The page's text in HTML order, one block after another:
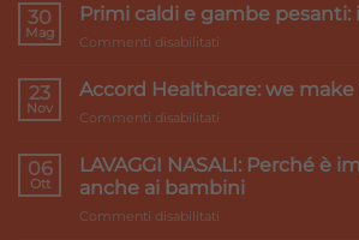
30
Mag
Primi caldi e gambe pesanti:
Commenti disabilitati
caldi
i
rimedi
23
Nov
Accord Healthcare: we
Commenti disabilitati
Healthcare:
we
make
06
Ott
LAVAGGI NASALI: Perché è
anche ai bambini
Commenti disabilitati